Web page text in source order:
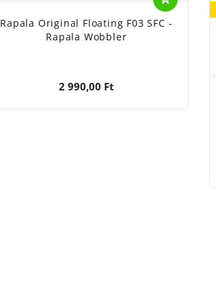
Rapala Original Floating F03 SFC -
Rapala Wobbler
2 990,00 Ft